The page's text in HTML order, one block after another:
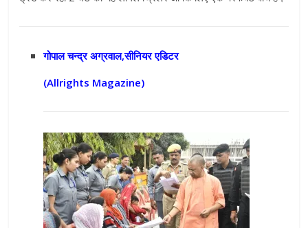
गोपाल चन्द्र अग्रवाल,सीनियर एडिटर
(Allrights Magazine)